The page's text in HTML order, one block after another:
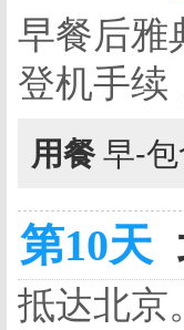
早餐后雅
登机手续
用餐 早-
第10天
抵达北